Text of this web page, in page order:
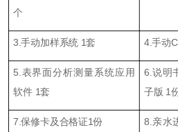
个
3.手动加样系统 1套 4.手动
5.表界面分析测量系统应用
软件 1套
6.说明
子版 1
7.保修卡及合格证1份
8.亲水